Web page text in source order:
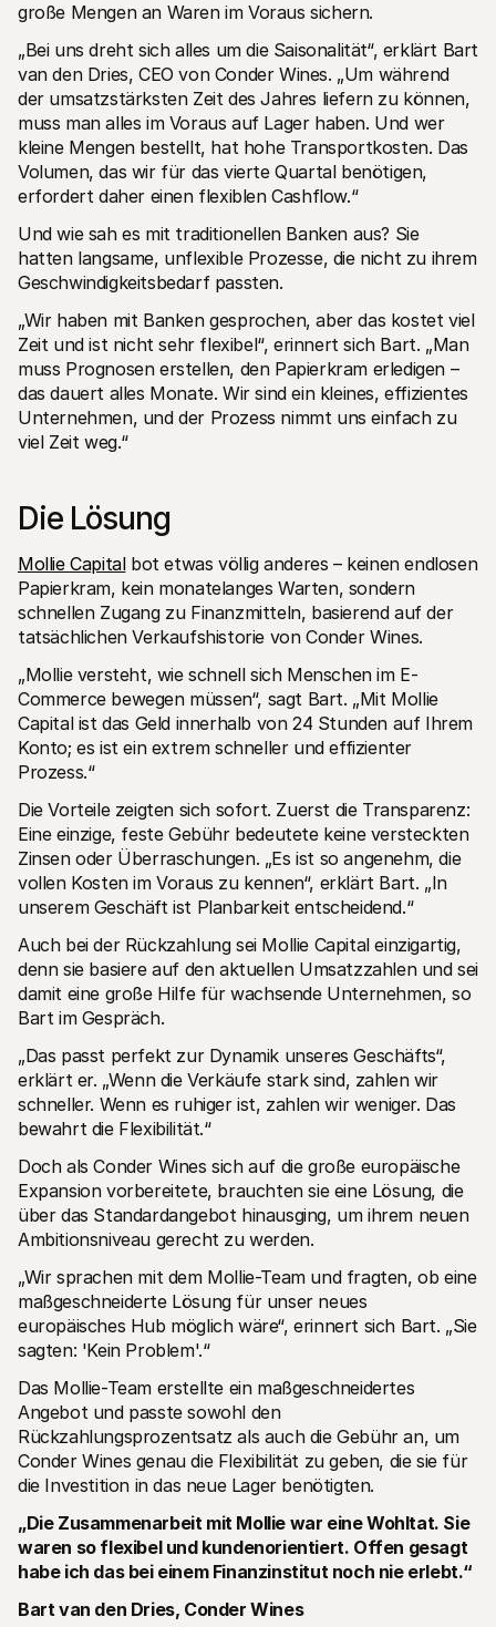
große Mengen an Waren im Voraus sichern.
„Bei uns dreht sich alles um die Saisonalität“, erklärt Bart
van den Dries, CEO von Conder Wines. „Um während
der umsatzstärksten Zeit des Jahres liefern zu können,
muss man alles im Voraus auf Lager haben. Und wer
kleine Mengen bestellt, hat hohe Transportkosten. Das
Volumen, das wir für das vierte Quartal benötigen,
erfordert daher einen flexiblen Cashflow.“
Und wie sah es mit traditionellen Banken aus? Sie
hatten langsame, unflexible Prozesse, die nicht zu ihrem
Geschwindigkeitsbedarf passten.
„Wir haben mit Banken gesprochen, aber das kostet viel
Zeit und ist nicht sehr flexibel“, erinnert sich Bart. „Man
muss Prognosen erstellen, den Papierkram erledigen –
das dauert alles Monate. Wir sind ein kleines, effizientes
Unternehmen, und der Prozess nimmt uns einfach zu
viel Zeit weg.“
Die Lösung
Mollie Capital bot etwas völlig anderes – keinen endlosen
Papierkram, kein monatelanges Warten, sondern
schnellen Zugang zu Finanzmitteln, basierend auf der
tatsächlichen Verkaufshistorie von Conder Wines.
„Mollie versteht, wie schnell sich Menschen im E-
Commerce bewegen müssen“, sagt Bart. „Mit Mollie
Capital ist das Geld innerhalb von 24 Stunden auf Ihrem
Konto; es ist ein extrem schneller und effizienter
Prozess.“
Die Vorteile zeigten sich sofort. Zuerst die Transparenz:
Eine einzige, feste Gebühr bedeutete keine versteckten
Zinsen oder Überraschungen. „Es ist so angenehm, die
vollen Kosten im Voraus zu kennen“, erklärt Bart. „In
unserem Geschäft ist Planbarkeit entscheidend.“
Auch bei der Rückzahlung sei Mollie Capital einzigartig,
denn sie basiere auf den aktuellen Umsatzzahlen und sei
damit eine große Hilfe für wachsende Unternehmen, so
Bart im Gespräch.
„Das passt perfekt zur Dynamik unseres Geschäfts“,
erklärt er. „Wenn die Verkäufe stark sind, zahlen wir
schneller. Wenn es ruhiger ist, zahlen wir weniger. Das
bewahrt die Flexibilität.“
Doch als Conder Wines sich auf die große europäische
Expansion vorbereitete, brauchten sie eine Lösung, die
über das Standardangebot hinausging, um ihrem neuen
Ambitionsniveau gerecht zu werden.
„Wir sprachen mit dem Mollie-Team und fragten, ob eine
maßgeschneiderte Lösung für unser neues
europäisches Hub möglich wäre“, erinnert sich Bart. „Sie
sagten: 'Kein Problem'.“
Das Mollie-Team erstellte ein maßgeschneidertes
Angebot und passte sowohl den
Rückzahlungsprozentsatz als auch die Gebühr an, um
Conder Wines genau die Flexibilität zu geben, die sie für
die Investition in das neue Lager benötigten.
„Die Zusammenarbeit mit Mollie war eine Wohltat. Sie
waren so flexibel und kundenorientiert. Offen gesagt
habe ich das bei einem Finanzinstitut noch nie erlebt.“
Bart van den Dries, Conder Wines